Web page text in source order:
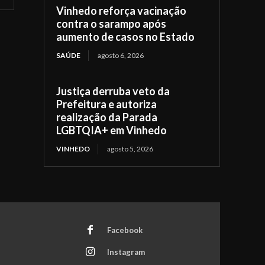
Vinhedo reforça vacinação
contra o sarampo após
aumento de casos no Estado
SAÚDE agosto 6, 2026
Justiça derruba veto da
Prefeitura e autoriza
realização da Parada
LGBTQIA+ em Vinhedo
VINHEDO agosto 5, 2026
Facebook
Instagram